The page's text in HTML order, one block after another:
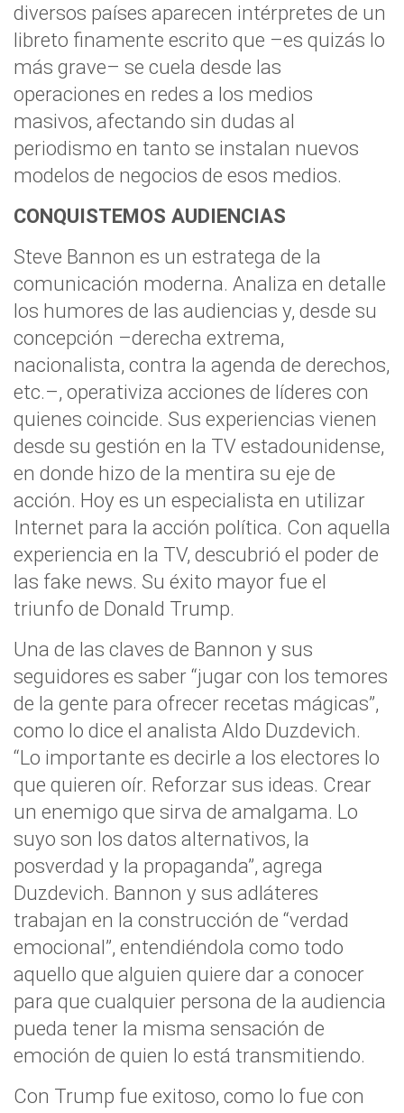
diversos países aparecen intérpretes de un
libreto finamente escrito que –es quizás lo
más grave– se cuela desde las
operaciones en redes a los medios
masivos, afectando sin dudas al
periodismo en tanto se instalan nuevos
modelos de negocios de esos medios.
CONQUISTEMOS AUDIENCIAS
Steve Bannon es un estratega de la
comunicación moderna. Analiza en detalle
los humores de las audiencias y, desde su
concepción –derecha extrema,
nacionalista, contra la agenda de derechos,
etc.–, operativiza acciones de líderes con
quienes coincide. Sus experiencias vienen
desde su gestión en la TV estadounidense,
en donde hizo de la mentira su eje de
acción. Hoy es un especialista en utilizar
Internet para la acción política. Con aquella
experiencia en la TV, descubrió el poder de
las fake news. Su éxito mayor fue el
triunfo de Donald Trump.
Una de las claves de Bannon y sus
seguidores es saber “jugar con los temores
de la gente para ofrecer recetas mágicas”,
como lo dice el analista Aldo Duzdevich.
“Lo importante es decirle a los electores lo
que quieren oír. Reforzar sus ideas. Crear
un enemigo que sirva de amalgama. Lo
suyo son los datos alternativos, la
posverdad y la propaganda”, agrega
Duzdevich. Bannon y sus adláteres
trabajan en la construcción de “verdad
emocional”, entendiéndola como todo
aquello que alguien quiere dar a conocer
para que cualquier persona de la audiencia
pueda tener la misma sensación de
emoción de quien lo está transmitiendo.
Con Trump fue exitoso, como lo fue con